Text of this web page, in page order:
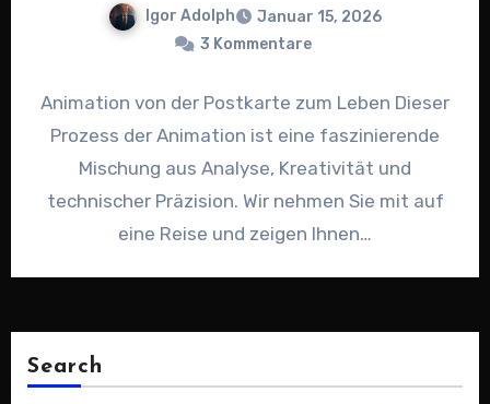
Igor Adolph
Januar 15, 2026
3 Kommentare
Animation von der Postkarte zum Leben Dieser
Prozess der Animation ist eine faszinierende
Mischung aus Analyse, Kreativität und
technischer Präzision. Wir nehmen Sie mit auf
eine Reise und zeigen Ihnen…
Search